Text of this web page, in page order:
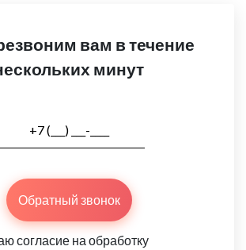
вам в течение
минут
Обратный звонок
согласие на обработку